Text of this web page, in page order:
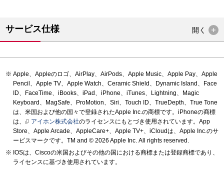
サービス仕様 開く
Apple、Appleのロゴ、AirPlay、AirPods、Apple Music、Apple Pay、Apple
Pencil、Apple TV、Apple Watch、Ceramic Shield、Dynamic Island、Face
ID、FaceTime、iBooks、iPad、iPhone、iTunes、Lightning、Magic
Keyboard、MagSafe、ProMotion、Siri、Touch ID、TrueDepth、True Tone
は、米国および他の国々で登録されたApple Inc.の商標です。iPhoneの商標
は、
アイホン株式会社のライセンスにもとづき使用されています。App
Store、Apple Arcade、AppleCare+、Apple TV+、iCloudは、Apple Inc.のサ
ービスマークです。TM and © 2026 Apple Inc. All rights reserved.
IOSは、Ciscoの米国およびその他の国における商標または登録商標であり、
ライセンスに基づき使用されています。